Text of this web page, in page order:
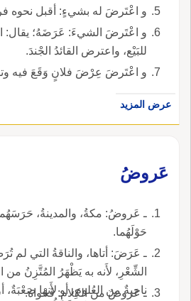
و اعْتَرضَ له بشيءٍ: أقبل نحوه
و اعْتَرضَ الشيءَ: عَرَضَهُ؛ يقال:
للبَيْع، واعترض القائدُ الجْندَ.
و اعْتَرضَ عِرْضَ فلانٍ وَقَعَ فيه
عرض المزيد
عَروضُ
ـ عَروضُ: مكةُ، والمدينةُ،
حَوْلَهُما.
ـ عَرَضَ: أتاها، والناقةُ التي لم
الشِّعْرِ، لأَنه به يَظْهَرُ المُتَّزِنُ من
ناحيةٌ من العُلومِ، أو لأَنها صَعْبَةٌ،
ـ عَروضُ من الكلامِ: فَحْواهُ.